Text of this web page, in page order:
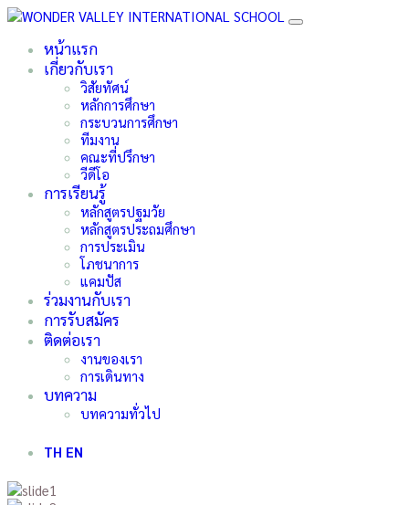
หน้าแรก
เกี่ยวกับเรา
วิสัยทัศน์
หลักการศึกษา
กระบวนการศึกษา
ทีมงาน
คณะที่ปรึกษา
วีดีโอ
การเรียนรู้
หลักสูตรปฐมวัย
หลักสูตรประถมศึกษา
การประเมิน
โภชนาการ
แคมปัส
ร่วมงานกับเรา
การรับสมัคร
ติดต่อเรา
งานของเรา
การเดินทาง
บทความ
บทความทั่วไป
TH EN